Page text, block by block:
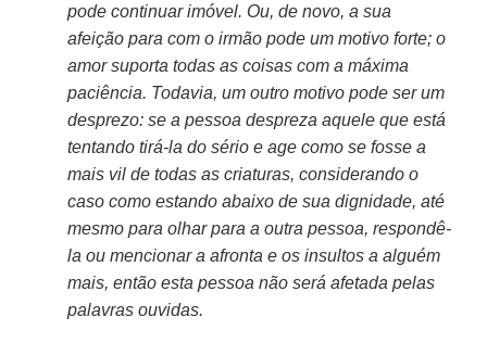
pode continuar imóvel. Ou, de novo, a sua
afeição para com o irmão pode um motivo forte; o
amor suporta todas as coisas com a máxima
paciência. Todavia, um outro motivo pode ser um
desprezo: se a pessoa despreza aquele que está
tentando tirá-la do sério e age como se fosse a
mais vil de todas as criaturas, considerando o
caso como estando abaixo de sua dignidade, até
mesmo para olhar para a outra pessoa, respondê-
la ou mencionar a afronta e os insultos a alguém
mais, então esta pessoa não será afetada pelas
palavras ouvidas.